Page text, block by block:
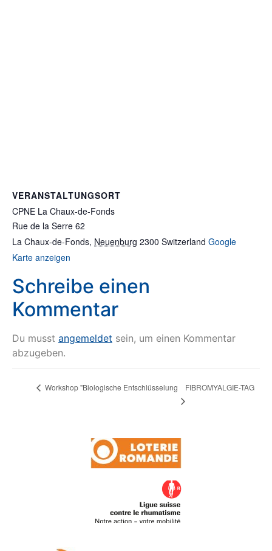
VERANSTALTUNGSORT
CPNE La Chaux-de-Fonds
Rue de la Serre 62
La Chaux-de-Fonds, Neuenburg 2300 Switzerland Google
Karte anzeigen
Schreibe einen
Kommentar
Du musst angemeldet sein, um einen Kommentar
abzugeben.
Workshop "Biologische Entschlüsselung FIBROMYALGIE-TAG